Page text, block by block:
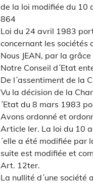
de la loi modifiée du 10
864
Loi du 24 avril 1983
concernant les sociétés
Nous JEAN, par la
Notre Conseil d´Etat
De l´assentiment de la
Vu la décision de la
´Etat du 8 mars 1983
Avons ordonné et
Article Ier. La loi du 10
´elle a été modifiée par
suite est modifiée et
Art. 12ter.
La nullité d´une société